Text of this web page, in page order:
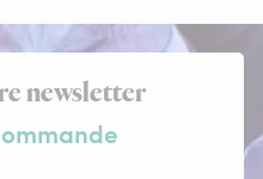
newsletter